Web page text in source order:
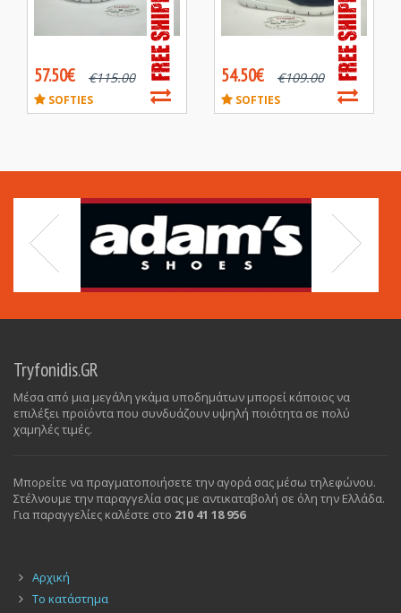
57.50€ €115.00
SOFTIES
54.50€ €109.00
SOFTIES
Tryfonidis.GR
Μέσα από μια μεγάλη γκάμα υποδημάτων μπορεί κάποιος να
επιλέξει προϊόντα που συνδυάζουν υψηλή ποιότητα σε πολύ
χαμηλές τιμές.
Μπορείτε να πραγματοποιήσετε την αγορά σας μέσω τηλεφώνου.
Στέλνουμε την παραγγελία σας με αντικαταβολή σε όλη την Ελλάδα.
Για παραγγελίες καλέστε στο 210 41 18 956
Αρχική
Το κατάστημα